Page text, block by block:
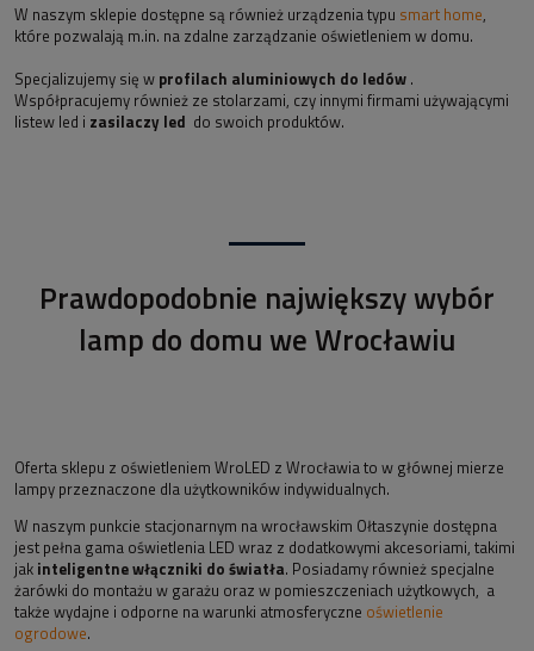
W naszym sklepie dostępne są również urządzenia typu smart home,
które pozwalają m.in. na zdalne zarządzanie oświetleniem w domu.
Specjalizujemy się w profilach aluminiowych do ledów .
Współpracujemy również ze stolarzami, czy innymi firmami używającymi
listew led i zasilaczy led do swoich produktów.
Prawdopodobnie największy wybór
lamp do domu we Wrocławiu
Oferta sklepu z oświetleniem WroLED z Wrocławia to w głównej mierze
lampy przeznaczone dla użytkowników indywidualnych.
W naszym punkcie stacjonarnym na wrocławskim Ołtaszynie dostępna
jest pełna gama oświetlenia LED wraz z dodatkowymi akcesoriami, takimi
jak inteligentne włączniki do światła. Posiadamy również specjalne
żarówki do montażu w garażu oraz w pomieszczeniach użytkowych, a
także wydajne i odporne na warunki atmosferyczne oświetlenie
ogrodowe.